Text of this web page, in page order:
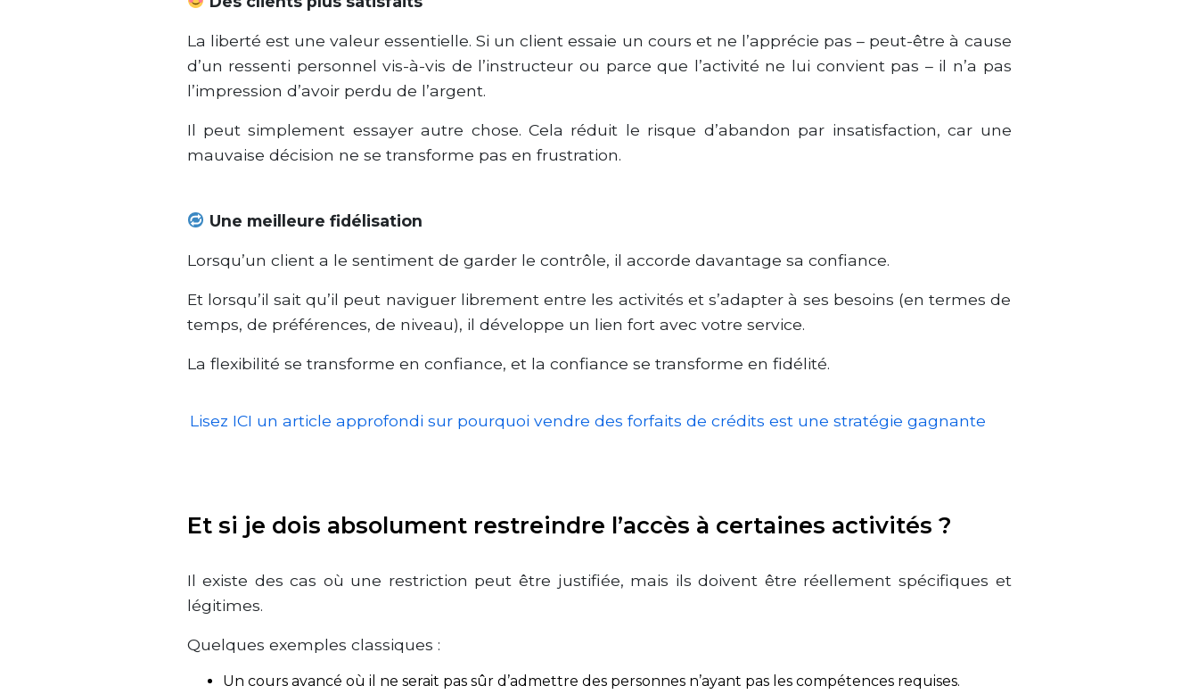
La liberté est une valeur essentielle. Si un client essaie un cours et ne l’apprécie pas – peut-être à cause
d’un ressenti personnel vis-à-vis de l’instructeur ou parce que l’activité ne lui convient pas – il n’a pas
l’impression d’avoir perdu de l’argent.
Il peut simplement essayer autre chose. Cela réduit le risque d’abandon par insatisfaction, car une
mauvaise décision ne se transforme pas en frustration.
Une meilleure fidélisation
Lorsqu’un client a le sentiment de garder le contrôle, il accorde davantage sa confiance.
Et lorsqu’il sait qu’il peut naviguer librement entre les activités et s’adapter à ses besoins (en termes de
temps, de préférences, de niveau), il développe un lien fort avec votre service.
La flexibilité se transforme en confiance, et la confiance se transforme en fidélité.
Lisez ICI un article approfondi sur pourquoi vendre des forfaits de crédits est une stratégie gagnante
Et si je dois absolument restreindre l’accès à certaines activités ?
Il existe des cas où une restriction peut être justifiée, mais ils doivent être réellement spécifiques et
légitimes.
Quelques exemples classiques :
Un cours avancé où il ne serait pas sûr d’admettre des personnes n’ayant pas les compétences requises.